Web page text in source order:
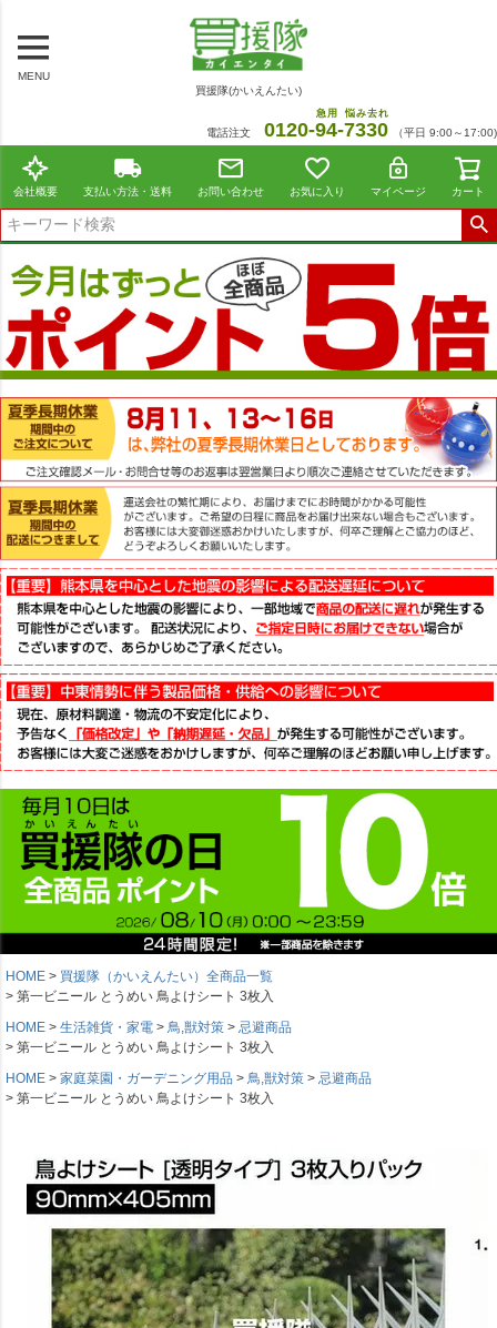
MENU
買援隊(かいえんたい)
電話注文 0120-94
急用
-7330
悩み去れ
（平日 9:00～17:00)
会社概要 支払い方法・送料 お問い合わせ お気に入り マイページ カート
HOME
買援隊（かいえんたい）全商品一覧
第一ビニール とうめい 鳥よけシート 3枚入
HOME
生活雑貨・家電 鳥,獣対策
忌避商品
第一ビニール とうめい 鳥よけシート 3枚入
HOME
家庭菜園・ガーデニング用品 鳥,獣対策
忌避商品
第一ビニール とうめい 鳥よけシート 3枚入